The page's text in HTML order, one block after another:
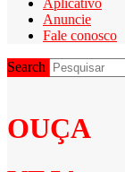
Anuncie
Fale conosco
Search
OUÇA